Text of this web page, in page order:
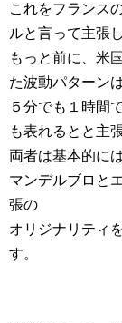
これをフランス
ルと言って主張
もっと前に、米
た波動パターンは
５分でも１時間
も表れるとと主
両者は基本的に
マンデルブロと
張の
オリジナリティ
す。